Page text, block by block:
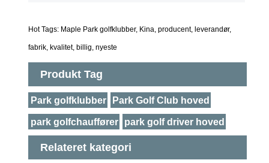
Hot Tags: Maple Park golfklubber, Kina, producent, leverandør,
fabrik, kvalitet, billig, nyeste
Produkt Tag
Park golfklubber Park Golf Club hoved
park golfchauffører park golf driver hoved
Relateret kategori